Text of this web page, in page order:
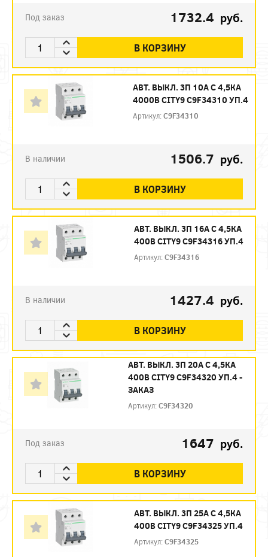
Под заказ 1732.4 руб.
В КОРЗИНУ
АВТ. ВЫКЛ. 3П 10А С 4,5КА
4000В CITY9 C9F34310 УП.4
Артикул:C9F34310
В наличии 1506.7 руб.
В КОРЗИНУ
АВТ. ВЫКЛ. 3П 16А С 4,5КА
400В CITY9 C9F34316 УП.4
Артикул:C9F34316
В наличии 1427.4 руб.
В КОРЗИНУ
АВТ. ВЫКЛ. 3П 20А С 4,5КА
400В CITY9 C9F34320 УП.4 -
ЗАКАЗ
Артикул:C9F34320
Под заказ 1647 руб.
В КОРЗИНУ
АВТ. ВЫКЛ. 3П 25А С 4,5КА
400В CITY9 C9F34325 УП.4
Артикул:C9F34325